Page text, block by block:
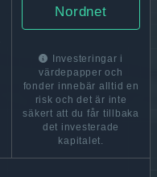
Nordnet
Investeringar i
värdepapper och
fonder innebär alltid en
risk och det är inte
säkert att du får tillbaka
det investerade
kapitalet.